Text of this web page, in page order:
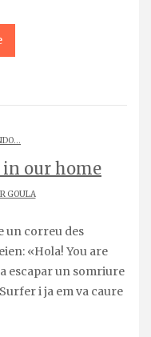
our home
GOULA
«Hola! You are
escapar un somriure
i ja em va caure